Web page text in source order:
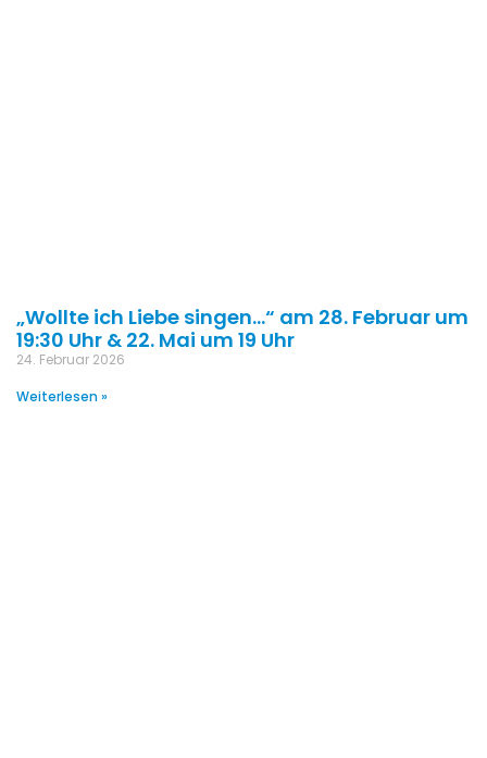
„Wollte ich Liebe singen…“ am 28. Februar um
19:30 Uhr & 22. Mai um 19 Uhr
24. Februar 2026
Weiterlesen »